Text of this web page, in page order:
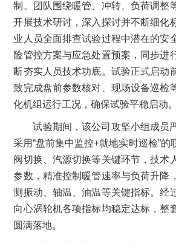
制。团队围绕暖管、冲转、负荷调整
开展技术研讨，深入探讨并不断细化
业人员全面排查试验过程中潜在的安
险管控方案与应急处置预案，同步进
断夯实人员技术功底。试验正式启动
致完成盘前参数核对、现场设备巡检
化机组运行工况，确保试验平稳启动。
试验期间，该公司攻坚小组成员
采用“盘前集中监控+就地实时巡检”的
阀切换、汽源切换等关键环节，技术
参数，精准控制暖管速率与负荷升降
测振动、轴温、油温等关键指标。经
向心涡轮机各项指标均稳定达标，整
圆满落地。